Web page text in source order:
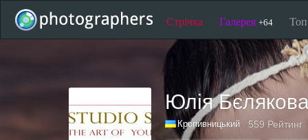
Стрічка Галерея +64
Юлія
Кропивницький 559 Рейтинг